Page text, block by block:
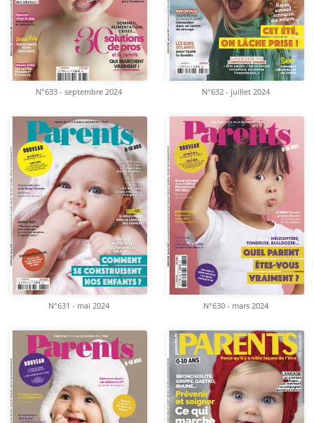
N°633 - septembre 2024 N°632 - juillet 2024
N°631 - mai 2024 N°630 - mars 2024